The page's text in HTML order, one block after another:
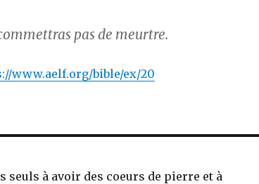
pas de meurtre.
www.aelf.org/bible/ex/20
seuls à avoir des coeurs de pierre et à